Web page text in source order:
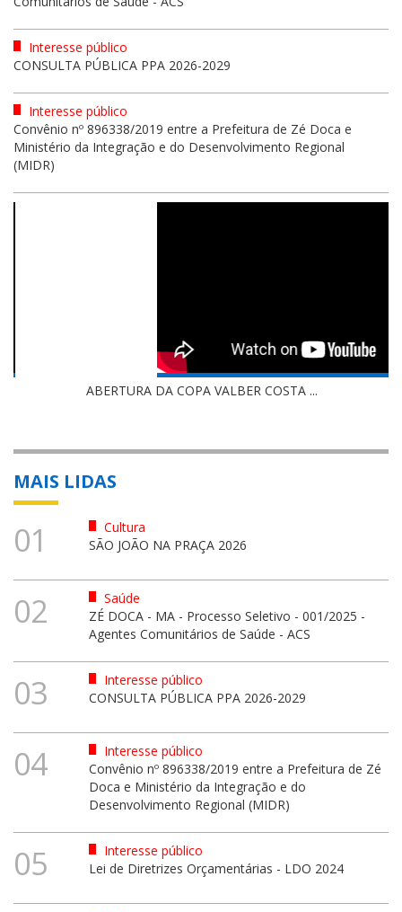
Interesse público
CONSULTA PÚBLICA PPA 2026-2029
Interesse público
Convênio nº 896338/2019 entre a Prefeitura de Zé Doca e
Ministério da Integração e do Desenvolvimento Regional
(MIDR)
ABERTURA DA COPA VALBER COSTA ...
MAIS LIDAS
01
Cultura
SÃO JOÃO NA PRAÇA 2026
02
Saúde
ZÉ DOCA - MA - Processo Seletivo - 001/2025 -
Agentes Comunitários de Saúde - ACS
03
Interesse público
CONSULTA PÚBLICA PPA 2026-2029
04
Interesse público
Convênio nº 896338/2019 entre a Prefeitura de Zé
Doca e Ministério da Integração e do
Desenvolvimento Regional (MIDR)
05
Interesse público
Lei de Diretrizes Orçamentárias - LDO 2024